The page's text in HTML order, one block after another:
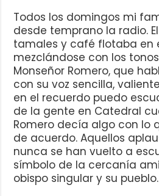
Todos los domingos mi
desde temprano la radio.
tamales y café flotaba en
mezclándose con los
Monseñor Romero, que
con su voz sencilla,
en el recuerdo puedo
de la gente en Catedral
Romero decía algo con lo
de acuerdo. Aquellos
nunca se han vuelto a
símbolo de la cercanía
obispo singular y su pueblo.